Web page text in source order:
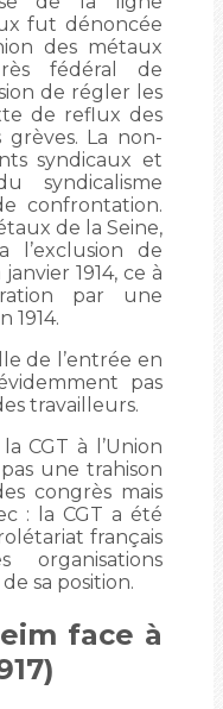
fut dénoncée
des métaux
fédéral de
de régler les
de reflux des
grèves. La non-
syndicaux et
syndicalisme
confrontation.
de la Seine,
l’exclusion de
1914, ce à
par une
1914.
de l’entrée en
pas
travailleurs.
CGT à l’Union
une trahison
congrès mais
: la CGT a été
français
sa position.
face à